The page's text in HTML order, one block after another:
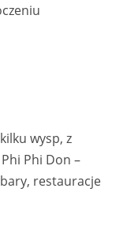
wysp, z
Phi Don –
restauracje